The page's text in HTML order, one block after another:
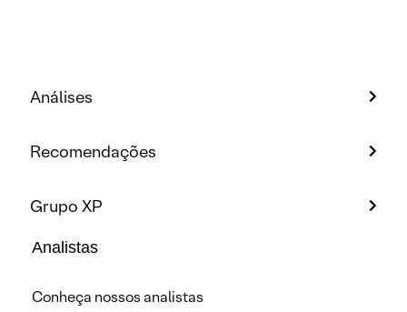
Análises
Recomendações
Grupo XP
Analistas
Conheça nossos analistas